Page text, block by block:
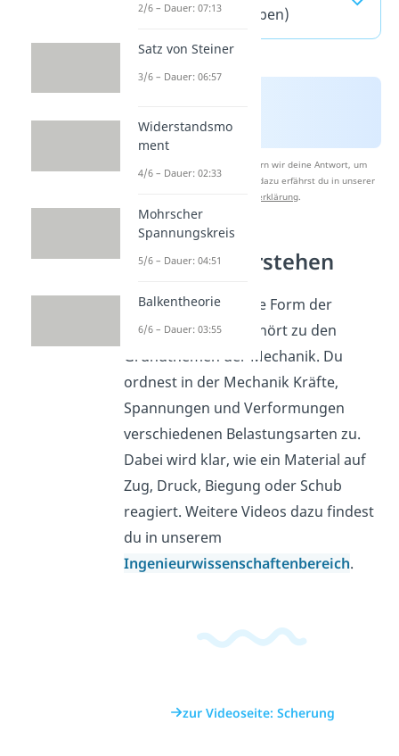
Fragen (ausklappen)
Nach Beantwortung speichern wir deine Antwort, um
Studyflix zu verbessern. Mehr dazu erfährst du in unserer
Datenschutzerklärung.
Mechanik verstehen
Die Scherung ist eine Form der
Verformung und gehört zu den
Grundthemen der Mechanik. Du
ordnest in der Mechanik Kräfte,
Spannungen und Verformungen
verschiedenen Belastungsarten zu.
Dabei wird klar, wie ein Material auf
Zug, Druck, Biegung oder Schub
reagiert. Weitere Videos dazu findest
du in unserem
Ingenieurwissenschaftenbereich.
zur Videoseite: Scherung
2/6 – Dauer: 07:13
Satz von Steiner
3/6 – Dauer: 06:57
Widerstandsmo
ment
4/6 – Dauer: 02:33
Mohrscher
Spannungskreis
5/6 – Dauer: 04:51
Balkentheorie
6/6 – Dauer: 03:55